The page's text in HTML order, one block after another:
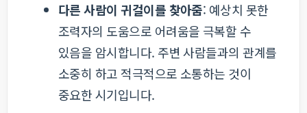
다른 사람이 귀걸이를 찾아줌: 예상치 못한
조력자의 도움으로 어려움을 극복할 수
있음을 암시합니다. 주변 사람들과의 관계를
소중히 하고 적극적으로 소통하는 것이
중요한 시기입니다.